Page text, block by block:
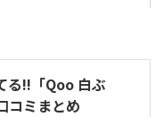
る!!「Qoo 白ぶ
コミまとめ